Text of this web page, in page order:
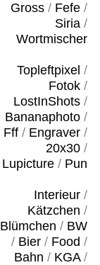
Gross/ Fefe/
Siria/
Wortmischer
Topleftpixel /
Fotok/
LostInShots/
Bananaphoto/
Fff/ Engraver/
20x30/
Lupicture/ Pun
Interieur/
Kätzchen /
Blümchen / BW
/ Bier/ Food /
Bahn / KGA/